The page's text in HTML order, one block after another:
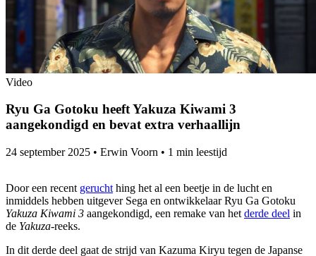
Video
Ryu Ga Gotoku heeft Yakuza Kiwami 3
aangekondigd en bevat extra verhaallijn
24 september 2025 • Erwin Voorn • 1 min leestijd
Door een recent gerucht hing het al een beetje in de lucht en
inmiddels hebben uitgever Sega en ontwikkelaar Ryu Ga Gotoku
Yakuza Kiwami 3 aangekondigd, een remake van het derde deel in
de Yakuza-reeks.
In dit derde deel gaat de strijd van Kazuma Kiryu tegen de Japanse